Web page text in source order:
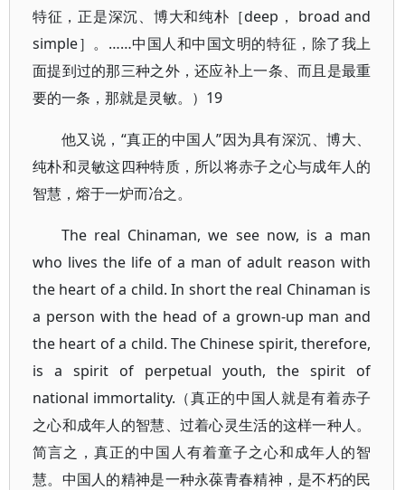
特征，正是深沉、博大和纯朴［deep， broad and
simple］。……中国人和中国文明的特征，除了我上
面提到过的那三种之外，还应补上一条、而且是最重
要的一条，那就是灵敏。）19
他又说，“真正的中国人”因为具有深沉、博大、
纯朴和灵敏这四种特质，所以将赤子之心与成年人的
智慧，熔于一炉而冶之。
The real Chinaman, we see now, is a man
who lives the life of a man of adult reason with
the heart of a child. In short the real Chinaman is
a person with the head of a grown-up man and
the heart of a child. The Chinese spirit, therefore,
is a spirit of perpetual youth, the spirit of
national immortality.（真正的中国人就是有着赤子
之心和成年人的智慧、过着心灵生活的这样一种人。
简言之，真正的中国人有着童子之心和成年人的智
慧。中国人的精神是一种永葆青春精神，是不朽的民